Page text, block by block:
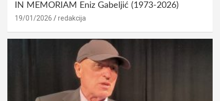
IN MEMORIAM Eniz Gabeljić (1973-2026)
19/01/2026 redakcija